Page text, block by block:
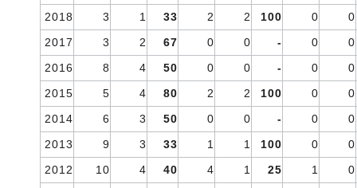
2018
3 1 33 2 2 100 0
0
2017
3 2 67 0 0 - 0
0
2016
8 4 50 0 0 - 0
0
2015
5 4 80 2 2 100 0
0
2014
6 3 50 0 0 - 0
0
2013
9 3 33 1 1 100 0
0
2012
10 4 40 4 1 25 1
0